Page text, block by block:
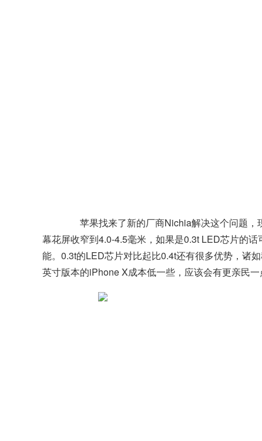
苹果找来了新的厂商Nichia解决这个问题，
幕花屏收窄到4.0-4.5毫米，如果是0.3t LED芯片的
能。0.3t的LED芯片对比起比0.4t还有很多优势，诸
英寸版本的iPhone X成本低一些，应该会有更亲民一